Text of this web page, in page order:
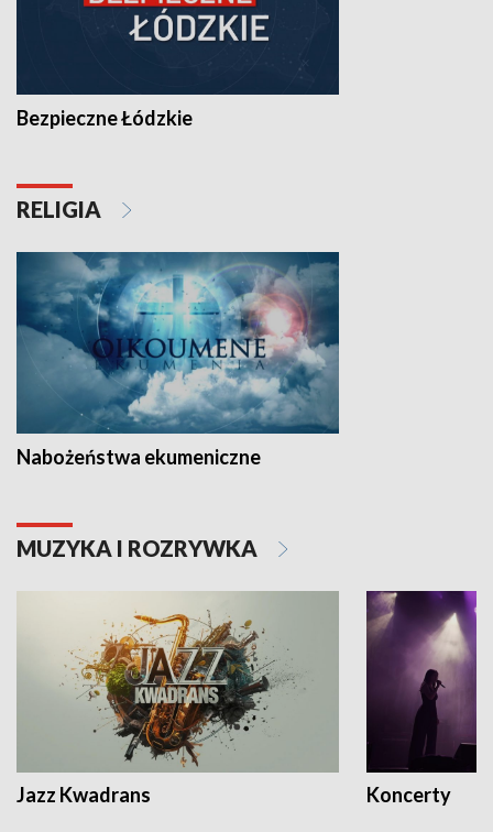
Bezpieczne Łódzkie
RELIGIA
Nabożeństwa ekumeniczne
MUZYKA I ROZRYWKA
Jazz Kwadrans Koncerty